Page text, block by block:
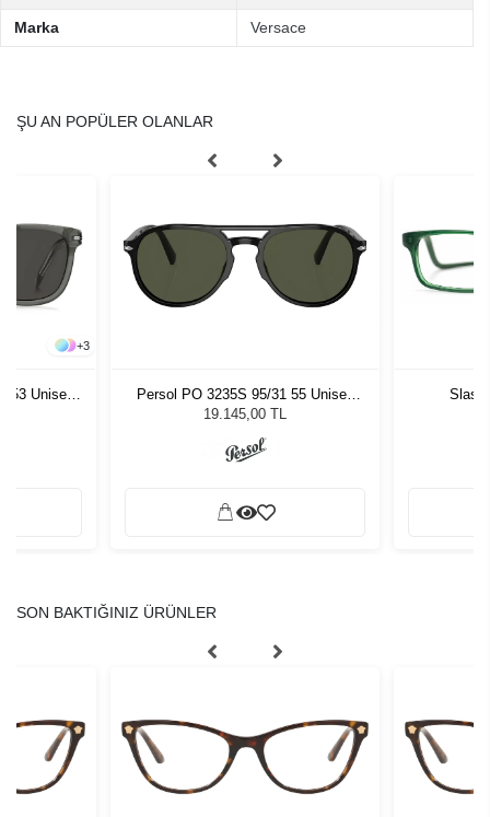
Marka Versace
ŞU AN POPÜLER OLANLAR
+3
53 Unisex
Persol PO 3235S 95/31 55 Unisex
Güneş Gözlüğü
19.145,00 TL
SON BAKTIĞINIZ ÜRÜNLER